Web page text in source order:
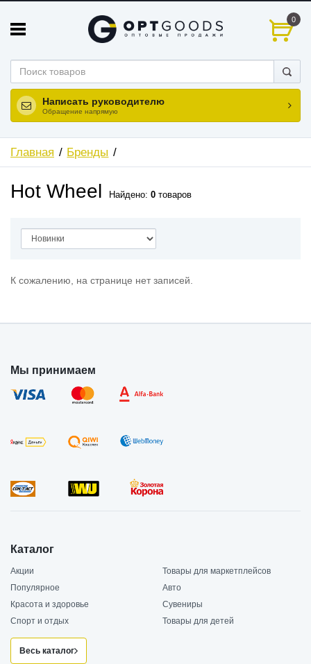
0
Написать руководителю
Обращение напрямую
Главная Бренды
Hot Wheel Найдено: 0 товаров
К сожалению, на странице нет записей.
Мы принимаем
Каталог
Акции
Товары для маркетплейсов
Популярное
Авто
Красота и здоровье
Сувениры
Спорт и отдых
Товары для детей
Весь каталог